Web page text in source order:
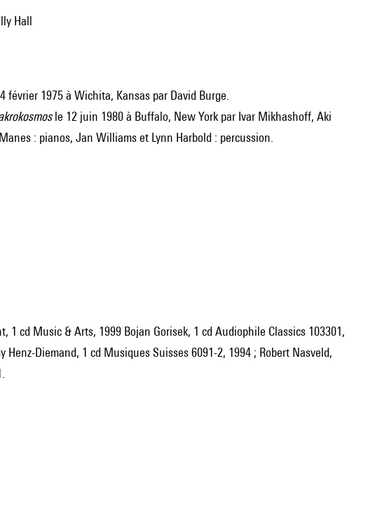
Hall
février 1975 à Wichita, Kansas par David Burge.
le 12 juin 1980 à Buffalo, New York par Ivar Mikhashoff, Aki
: pianos, Jan Williams et Lynn Harbold : percussion.
1 cd Music & Arts, 1999 Bojan Gorisek, 1 cd Audiophile Classics 103301,
Diemand, 1 cd Musiques Suisses 6091-2, 1994 ; Robert Nasveld,